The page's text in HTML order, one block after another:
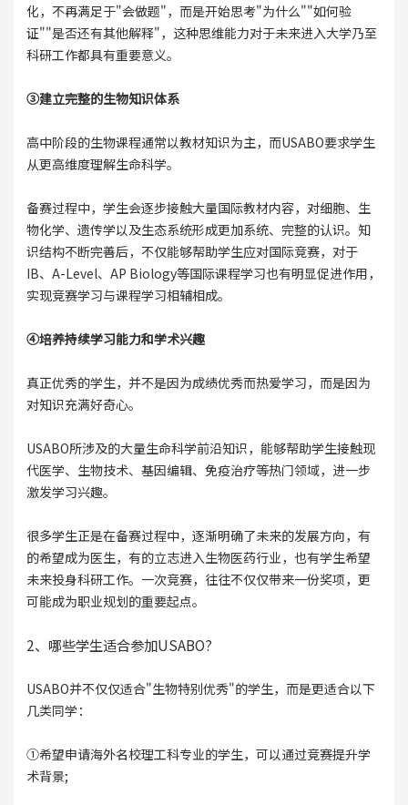
化，不再满足于"会做题"，而是开始思考"为什么""如何验
证""是否还有其他解释"，这种思维能力对于未来进入大学乃至
科研工作都具有重要意义。
③建立完整的生物知识体系
高中阶段的生物课程通常以教材知识为主，而USABO要求学生
从更高维度理解生命科学。
备赛过程中，学生会逐步接触大量国际教材内容，对细胞、生
物化学、遗传学以及生态系统形成更加系统、完整的认识。知
识结构不断完善后，不仅能够帮助学生应对国际竞赛，对于
IB、A-Level、AP Biology等国际课程学习也有明显促进作用，
实现竞赛学习与课程学习相辅相成。
④培养持续学习能力和学术兴趣
真正优秀的学生，并不是因为成绩优秀而热爱学习，而是因为
对知识充满好奇心。
USABO所涉及的大量生命科学前沿知识，能够帮助学生接触现
代医学、生物技术、基因编辑、免疫治疗等热门领域，进一步
激发学习兴趣。
很多学生正是在备赛过程中，逐渐明确了未来的发展方向，有
的希望成为医生，有的立志进入生物医药行业，也有学生希望
未来投身科研工作。一次竞赛，往往不仅仅带来一份奖项，更
可能成为职业规划的重要起点。
2、哪些学生适合参加USABO?
USABO并不仅仅适合"生物特别优秀"的学生，而是更适合以下
几类同学：
①希望申请海外名校理工科专业的学生，可以通过竞赛提升学
术背景;